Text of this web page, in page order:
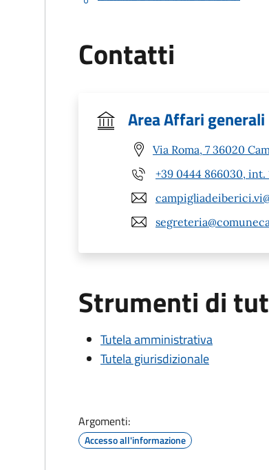
Contatti
Area Affari generali
Via Roma, 7 36020
+39 0444 866030, int.
Strumenti di
Tutela amministrativa
Tutela giurisdizionale
Argomenti:
Accesso all'informazione